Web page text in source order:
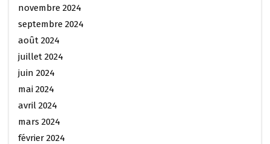
novembre 2024
septembre 2024
août 2024
juillet 2024
juin 2024
mai 2024
avril 2024
mars 2024
février 2024